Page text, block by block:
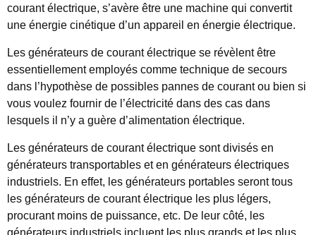
courant électrique, s’avère être une machine qui convertit
une énergie cinétique d’un appareil en énergie électrique.
Les générateurs de courant électrique se révèlent être
essentiellement employés comme technique de secours
dans l’hypothèse de possibles pannes de courant ou bien si
vous voulez fournir de l’électricité dans des cas dans
lesquels il n’y a guère d’alimentation électrique.
Les générateurs de courant électrique sont divisés en
générateurs transportables et en générateurs électriques
industriels. En effet, les générateurs portables seront tous
les générateurs de courant électrique les plus légers,
procurant moins de puissance, etc. De leur côté, les
générateurs industriels incluent les plus grands et les plus